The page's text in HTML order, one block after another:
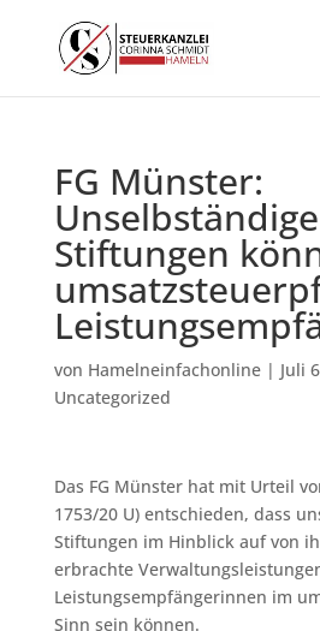
FG Münster:
Unselbständige
Stiftungen
von Hamelneinfachonline| Juli
Uncategorized
Das FG Münster hat mit Urteil
1753/20 U) entschieden, dass
Stiftungen im Hinblick auf von
erbrachte
Leistungsempfängerinnen im
Sinn sein können.